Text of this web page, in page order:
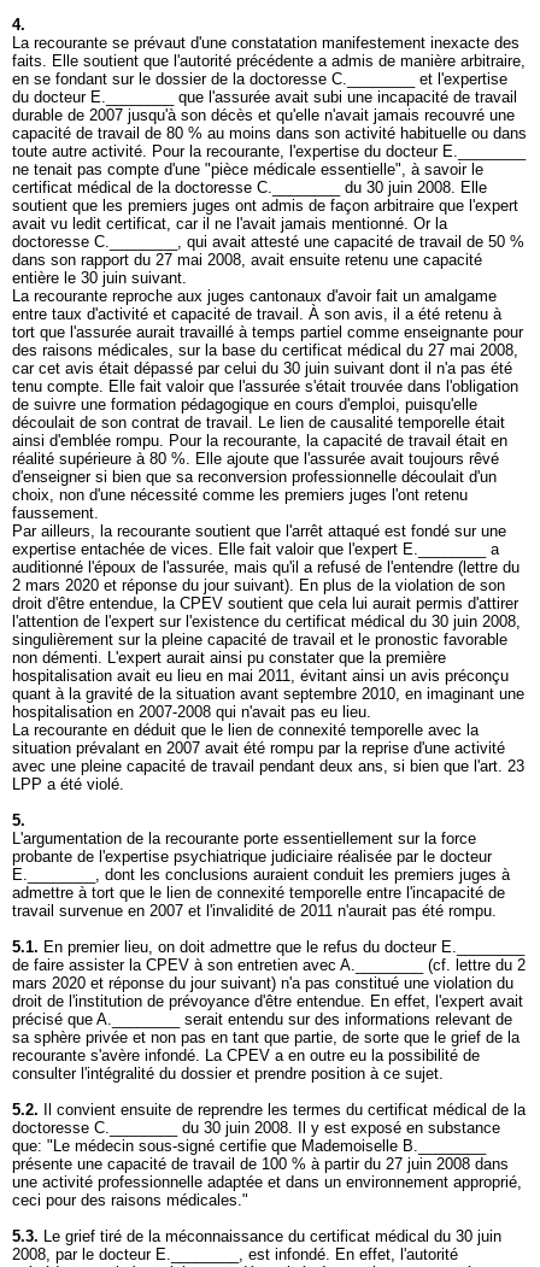
4.
La recourante se prévaut d'une constatation manifestement inexacte des
faits. Elle soutient que l'autorité précédente a admis de manière arbitraire,
en se fondant sur le dossier de la doctoresse C.________ et l'expertise
du docteur E.________ que l'assurée avait subi une incapacité de travail
durable de 2007 jusqu'à son décès et qu'elle n'avait jamais recouvré une
capacité de travail de 80 % au moins dans son activité habituelle ou dans
toute autre activité. Pour la recourante, l'expertise du docteur E.________
ne tenait pas compte d'une "pièce médicale essentielle", à savoir le
certificat médical de la doctoresse C.________ du 30 juin 2008. Elle
soutient que les premiers juges ont admis de façon arbitraire que l'expert
avait vu ledit certificat, car il ne l'avait jamais mentionné. Or la
doctoresse C.________, qui avait attesté une capacité de travail de 50 %
dans son rapport du 27 mai 2008, avait ensuite retenu une capacité
entière le 30 juin suivant.
La recourante reproche aux juges cantonaux d'avoir fait un amalgame
entre taux d'activité et capacité de travail. À son avis, il a été retenu à
tort que l'assurée aurait travaillé à temps partiel comme enseignante pour
des raisons médicales, sur la base du certificat médical du 27 mai 2008,
car cet avis était dépassé par celui du 30 juin suivant dont il n'a pas été
tenu compte. Elle fait valoir que l'assurée s'était trouvée dans l'obligation
de suivre une formation pédagogique en cours d'emploi, puisqu'elle
découlait de son contrat de travail. Le lien de causalité temporelle était
ainsi d'emblée rompu. Pour la recourante, la capacité de travail était en
réalité supérieure à 80 %. Elle ajoute que l'assurée avait toujours rêvé
d'enseigner si bien que sa reconversion professionnelle découlait d'un
choix, non d'une nécessité comme les premiers juges l'ont retenu
faussement.
Par ailleurs, la recourante soutient que l'arrêt attaqué est fondé sur une
expertise entachée de vices. Elle fait valoir que l'expert E.________ a
auditionné l'époux de l'assurée, mais qu'il a refusé de l'entendre (lettre du
2 mars 2020 et réponse du jour suivant). En plus de la violation de son
droit d'être entendue, la CPEV soutient que cela lui aurait permis d'attirer
l'attention de l'expert sur l'existence du certificat médical du 30 juin 2008,
singulièrement sur la pleine capacité de travail et le pronostic favorable
non démenti. L'expert aurait ainsi pu constater que la première
hospitalisation avait eu lieu en mai 2011, évitant ainsi un avis préconçu
quant à la gravité de la situation avant septembre 2010, en imaginant une
hospitalisation en 2007-2008 qui n'avait pas eu lieu.
La recourante en déduit que le lien de connexité temporelle avec la
situation prévalant en 2007 avait été rompu par la reprise d'une activité
avec une pleine capacité de travail pendant deux ans, si bien que l'art. 23
LPP a été violé.
5.
L'argumentation de la recourante porte essentiellement sur la force
probante de l'expertise psychiatrique judiciaire réalisée par le docteur
E.________, dont les conclusions auraient conduit les premiers juges à
admettre à tort que le lien de connexité temporelle entre l'incapacité de
travail survenue en 2007 et l'invalidité de 2011 n'aurait pas été rompu.
5.1. En premier lieu, on doit admettre que le refus du docteur E.________
de faire assister la CPEV à son entretien avec A.________ (cf. lettre du 2
mars 2020 et réponse du jour suivant) n'a pas constitué une violation du
droit de l'institution de prévoyance d'être entendue. En effet, l'expert avait
précisé que A.________ serait entendu sur des informations relevant de
sa sphère privée et non pas en tant que partie, de sorte que le grief de la
recourante s'avère infondé. La CPEV a en outre eu la possibilité de
consulter l'intégralité du dossier et prendre position à ce sujet.
5.2. Il convient ensuite de reprendre les termes du certificat médical de la
doctoresse C.________ du 30 juin 2008. Il y est exposé en substance
que: "Le médecin sous-signé certifie que Mademoiselle B.________
présente une capacité de travail de 100 % à partir du 27 juin 2008 dans
une activité professionnelle adaptée et dans un environnement approprié,
ceci pour des raisons médicales."
5.3. Le grief tiré de la méconnaissance du certificat médical du 30 juin
2008, par le docteur E.________, est infondé. En effet, l'autorité